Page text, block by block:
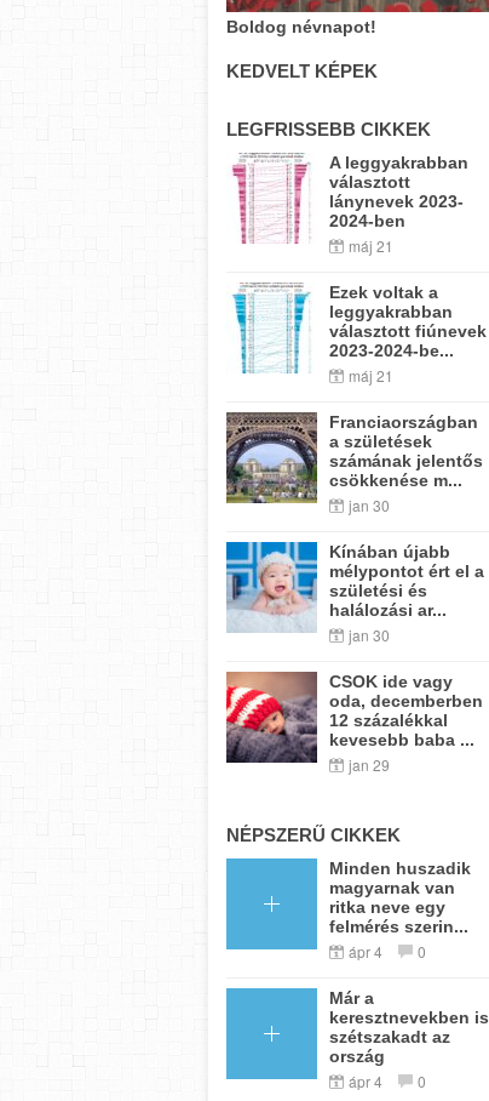
Boldog névnapot!
KEDVELT KÉPEK
LEGFRISSEBB CIKKEK
A leggyakrabban
választott
lánynevek 2023-
2024-ben
máj 21
Ezek voltak a
leggyakrabban
választott fiúnevek
2023-2024-be...
máj 21
Franciaországban
a születések
számának jelentős
csökkenése m...
jan 30
Kínában újabb
mélypontot ért el a
születési és
halálozási ar...
jan 30
CSOK ide vagy
oda, decemberben
12 százalékkal
kevesebb baba ...
jan 29
NÉPSZERŰ CIKKEK
Minden huszadik
magyarnak van
ritka neve egy
felmérés szerin...
ápr 4 0
Már a
keresztnevekben is
szétszakadt az
ország
ápr 4 0